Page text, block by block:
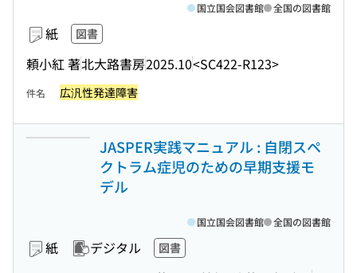
紙 図書
頼小紅 著北大路書房2025.10<SC422-R123>
国立国会図書館 全国の図書館
件名 広汎性発達障害
JASPER実践マニュアル : 自閉スペ
クトラム症児のための早期支援モ
デル
紙 デジタル 図書
国立国会図書館 全国の図書館